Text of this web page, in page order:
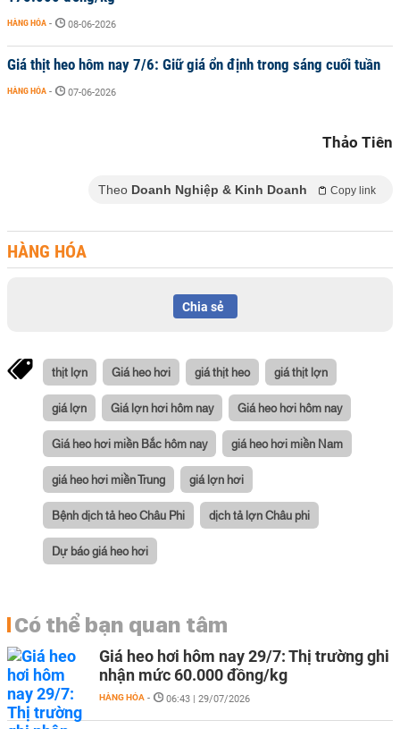
HÀNG HÓA - 08-06-2026
Giá thịt heo hôm nay 7/6: Giữ giá ổn định trong sáng cuối tuần
HÀNG HÓA - 07-06-2026
Thảo Tiên
Theo Doanh Nghiệp & Kinh Doanh Copy link
HÀNG HÓA
Chia sẻ
thịt lợn Giá heo hơi giá thịt heo giá thịt lợn
giá lợn Giá lợn hơi hôm nay Giá heo hơi hôm nay
Giá heo hơi miền Bắc hôm nay giá heo hơi miền Nam
giá heo hơi miền Trung giá lợn hơi
Bệnh dịch tả heo Châu Phi dịch tả lợn Châu phi
Dự báo giá heo hơi
Có thể bạn quan tâm
Giá heo hơi hôm nay 29/7: Thị trường ghi
nhận mức 60.000 đồng/kg
HÀNG HÓA - 06:43 | 29/07/2026